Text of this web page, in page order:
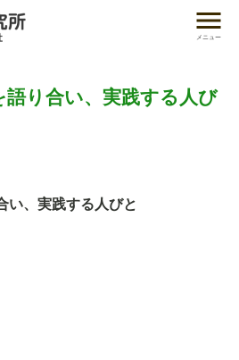
メニュー
り合い、実践する人び
い、実践する人びと